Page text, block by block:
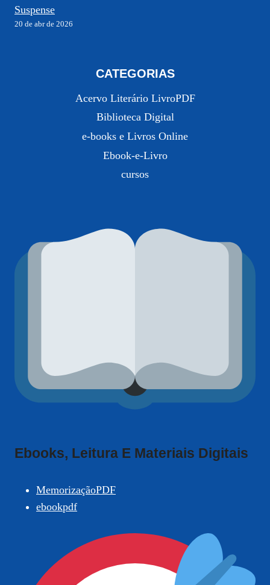
Suspense
20 de abr de 2026
CATEGORIAS
Acervo Literário LivroPDF
Biblioteca Digital
e-books e Livros Online
Ebook-e-Livro
cursos
Ebooks, Leitura E Materiais Digitais
MemorizaçãoPDF
ebookpdf